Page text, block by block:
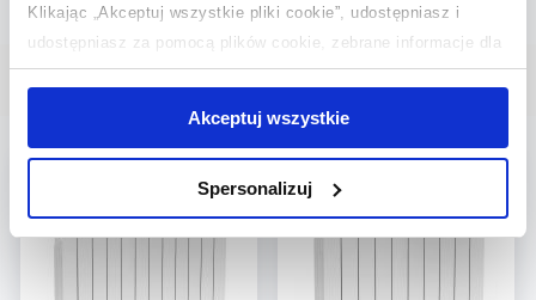
Klikając „Akceptuj wszystkie pliki cookie”, udostępniasz i
udostępniasz za pomocą plików cookie, zebrane informacje dla
użytkowników zewnętrznych, a także nasi partnerzy reklamowi.
jednak, że zablokowane niektóre pliki cookie mogą mieć wpływ
na sposób dostarczania treści niedostosowanych do potrzeb
kliknij „Ustawienia plików cookie”.
Akceptuj wszystkie
Spersonalizuj